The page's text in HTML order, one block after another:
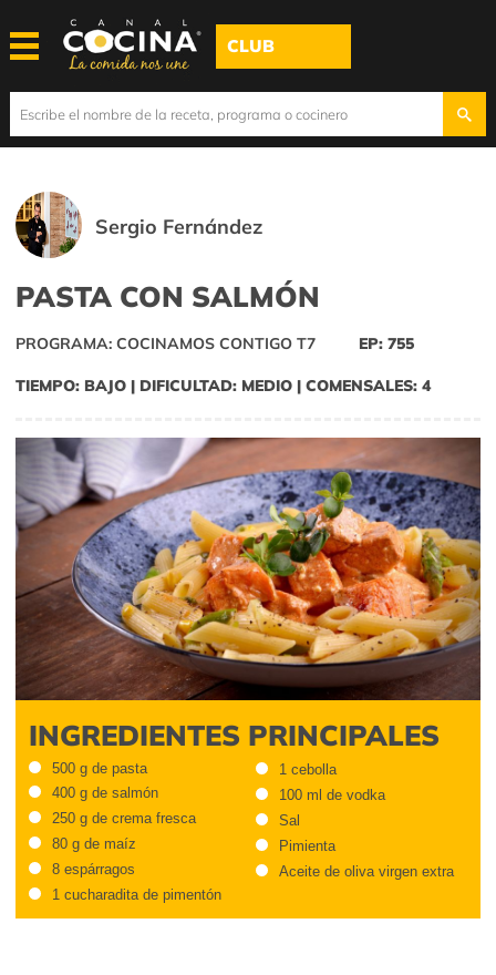
CLUB
Sergio Fernández
PASTA CON SALMÓN
PROGRAMA: COCINAMOS CONTIGO T7 EP: 755
TIEMPO: BAJO | DIFICULTAD: MEDIO | COMENSALES: 4
INGREDIENTES PRINCIPALES
500 g de pasta
400 g de salmón
250 g de crema fresca
80 g de maíz
8 espárragos
1 cucharadita de pimentón
1 cebolla
100 ml de vodka
Sal
Pimienta
Aceite de oliva virgen extra